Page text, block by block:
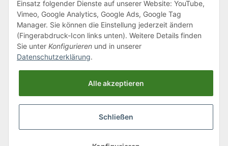
Klagenfurter Straße 29
9556 Liebenfels
Montag bis Donnerstag: 8:00 bis 16:30 Uhr
Freitag: 8:00 bis 12:00 Uhr
Tel.:0043 (0) 4262 50900
office@cncshop.at
Einsatz folgender Dienste auf unserer Website: YouTube,
Vimeo, Google Analytics, Google Ads, Google Tag
Manager. Sie können die Einstellung jederzeit ändern
(Fingerabdruck-Icon links unten). Weitere Details finden
Sie unter Konfigurieren und in unserer
Datenschutzerklärung.
Alle akzeptieren
Schließen